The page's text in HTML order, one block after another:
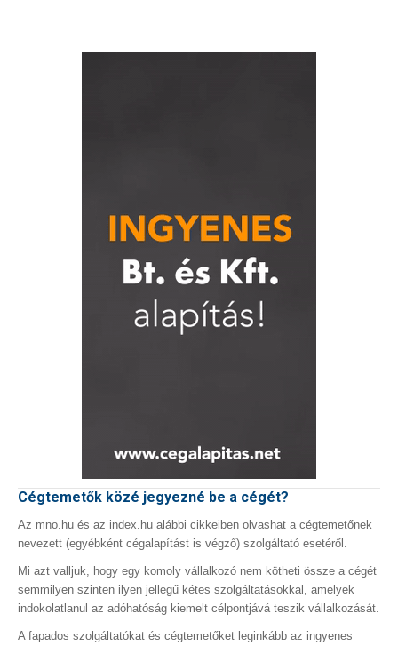
Cégtemetők közé jegyezné be a cégét?
Az mno.hu és az index.hu alábbi cikkeiben olvashat a cégtemetőnek
nevezett (egyébként cégalapítást is végző) szolgáltató esetéről.
Mi azt valljuk, hogy egy komoly vállalkozó nem kötheti össze a cégét
semmilyen szinten ilyen jellegű kétes szolgáltatásokkal, amelyek
indokolatlanul az adóhatóság kiemelt célpontjává teszik vállalkozását.
A fapados szolgáltatókat és cégtemetőket leginkább az ingyenes